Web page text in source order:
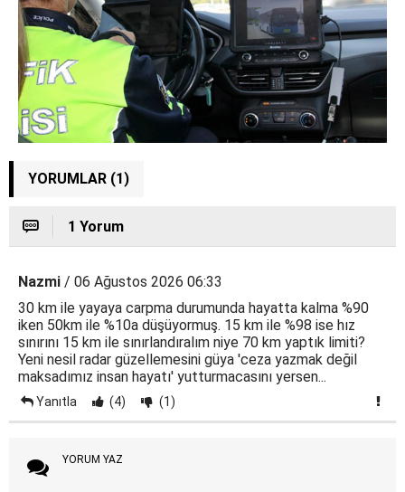
YORUMLAR (1)
1 Yorum
Nazmi / 06 Ağustos 2026 06:33
30 km ile yayaya carpma durumunda hayatta kalma %90
iken 50km ile %10a düşüyormuş. 15 km ile %98 ise hız
sınırını 15 km ile sınırlandıralım niye 70 km yaptık limiti?
Yeni nesil radar güzellemesini güya 'ceza yazmak değil
maksadımız insan hayatı' yutturmacasını yersen...
Yanıtla (4) (1)
YORUM YAZ